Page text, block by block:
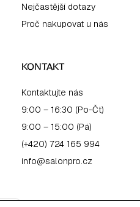
Nejčastější dotazy
Proč nakupovat u nás
KONTAKT
Kontaktujte nás
9:00 – 16:30 (Po-Čt)
9:00 – 15:00 (Pá)
(+420) 724 165 994
info@salonpro.cz